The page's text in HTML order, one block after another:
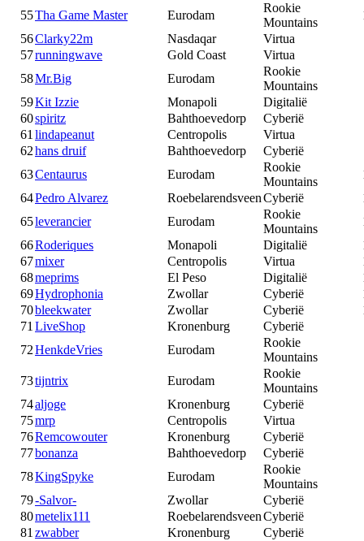
55Tha Game Master Eurodam
Rookie
Mountains
56Clarky22m Nasdaqar Virtua
57runningwave Gold Coast Virtua
58Mr.Big Eurodam
Rookie
Mountains
59Kit Izzie Monapoli Digitalië
60spiritz Bahthoevedorp Cyberië
61lindapeanut Centropolis Virtua
62hans druif Bahthoevedorp Cyberië
63Centaurus Eurodam
Rookie
Mountains
64Pedro Alvarez RoebelarendsveenCyberië
65leverancier Eurodam
Rookie
Mountains
66Roderiques Monapoli Digitalië
67mixer Centropolis Virtua
68meprims El Peso Digitalië
69Hydrophonia Zwollar Cyberië
70bleekwater Zwollar Cyberië
71LiveShop Kronenburg
Cyberië
72HenkdeVries Eurodam
Rookie
Mountains
73tijntrix Eurodam
Rookie
Mountains
74aljoge Kronenburg
Cyberië
75mrp Centropolis
Virtua
76Remcowouter Kronenburg
Cyberië
77bonanza Bahthoevedorp
Cyberië
78KingSpyke Eurodam
Rookie
Mountains
79-Salvor- Zwollar
Cyberië
80metelix111 RoebelarendsveenCyberië
81zwabber Kronenburg
Cyberië